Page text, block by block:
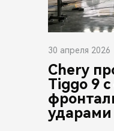
30 апреля 2026
Chery
Tiggo 9
ударами